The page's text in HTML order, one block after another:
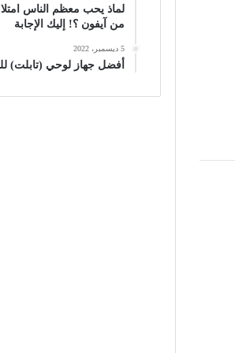
لماذ يحب معظم الناس
من آيفون ؟! إليك الإجابة
5 ديسمبر، 2022
أفضل جهاز لوحي (تابلت)